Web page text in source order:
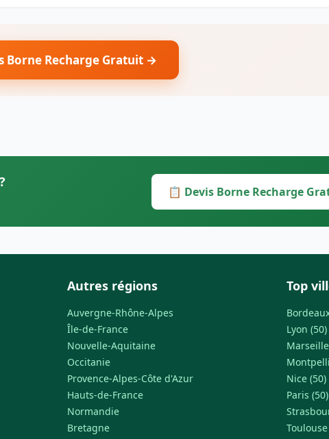
Borne Recharge Gratuit →
📋 Devis Borne Recharge
Autres régions
Auvergne-Rhône-Alpes
Île-de-France
Nouvelle-Aquitaine
Occitanie
Provence-Alpes-Côte d'Azur
Hauts-de-France
Normandie
Bretagne
Top
Lyon (50)
Nice (50)
Paris (50)